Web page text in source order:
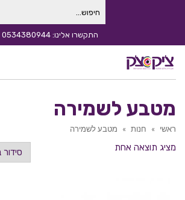
עבור: התקשרו אלינו: 0534380944
מטבע לשמירה
ראשי » חנות » מטבע לשמירה
מציג תוצאה אחת